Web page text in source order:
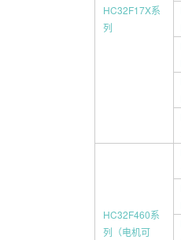
HC32F17X系
列
HC32F460系
列（电机可